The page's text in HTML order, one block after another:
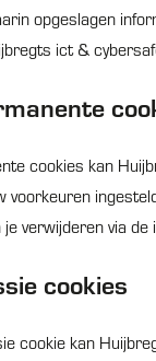
opgeslagen
ict &
cookies kan
voorkeuren
verwijderen via de
cookies
cookie kan